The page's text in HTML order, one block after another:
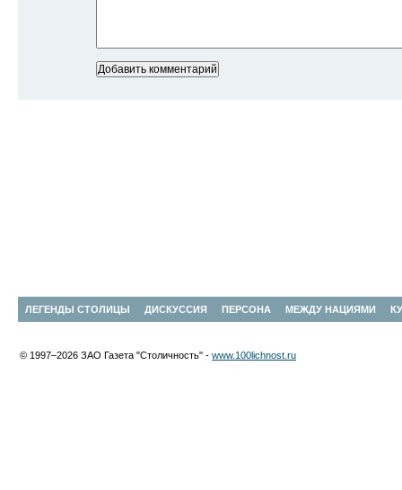
ЛЕГЕНДЫ СТОЛИЦЫ ДИСКУССИЯ ПЕРСОНА МЕЖДУ НАЦИЯМИ
© 1997–2026 ЗАО Газета "Столичность" - www.100lichnost.ru